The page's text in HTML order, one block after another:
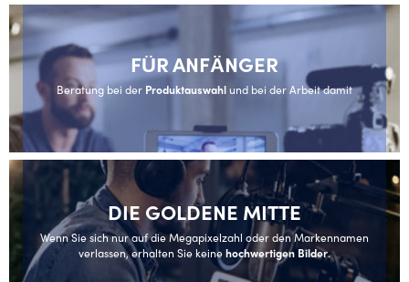
FÜR ANFÄNGER
Beratung bei der Produktauswahlund bei der Arbeit damit
DIE GOLDENE MITTE
Wenn Sie sich nur auf die Megapixelzahl oder den Markennamen
verlassen, erhalten Sie keinehochwertigen Bilder.